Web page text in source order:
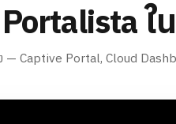
ใ
ง — Captive Portal, Cloud